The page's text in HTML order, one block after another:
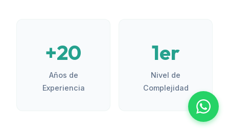
+20
Años de
Experiencia
1er
Nivel de
Complejidad